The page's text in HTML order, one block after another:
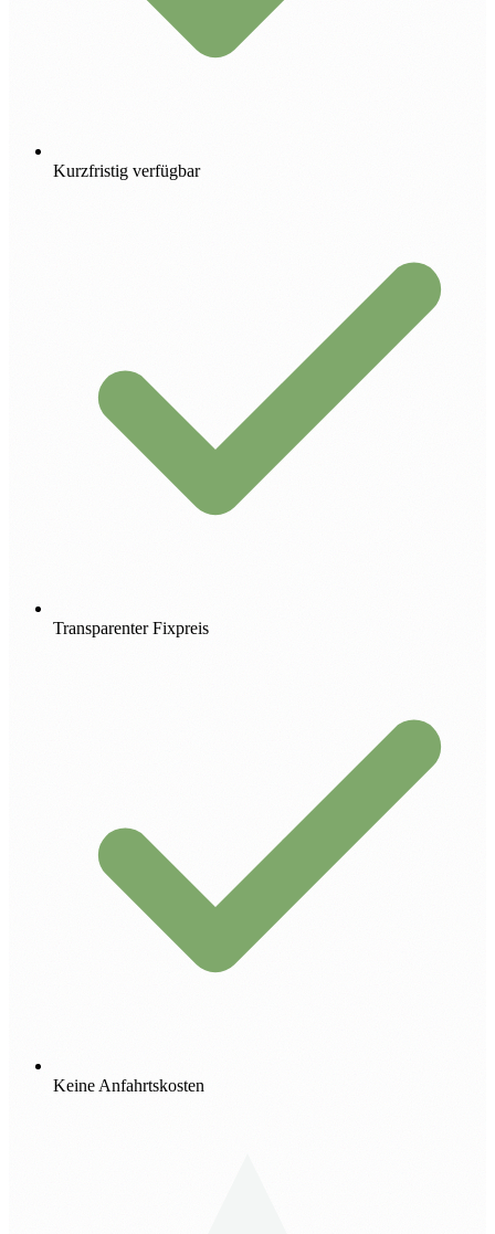
Kurzfristig verfügbar
Transparenter Fixpreis
Keine Anfahrtskosten